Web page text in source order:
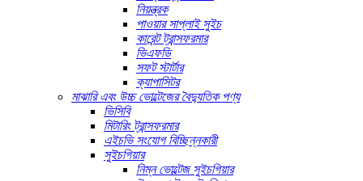
নিয়ন্ত্রক
পাওয়ার সাপ্লাই সুইচ
কারেন্ট ট্রান্সফরমার
ভিএফডি
সফট স্টার্টার
ক্যাপাসিটর
মাঝারি এবং উচ্চ ভোল্টেজের বৈদ্যুতিক পণ্য
ভিসিবি
মিটারিং ট্রান্সফরমার
এইচভি সংযোগ বিচ্ছিন্নকারী
সুইচগিয়ার
নিম্ন ভোল্টেজ সুইচগিয়ার